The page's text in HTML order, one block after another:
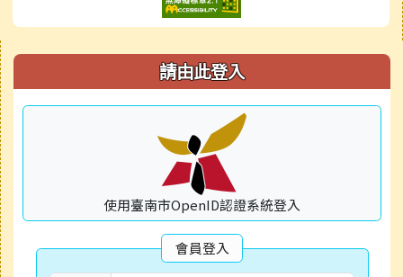
右邊區域內容 請由此登入
使用臺南市OpenID認證系統登入
會員登入